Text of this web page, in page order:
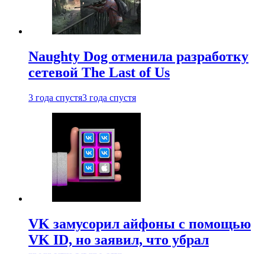
Naughty Dog отменила разработку
сетевой The Last of Us
3 года спустя3 года спустя
VK замусорил айфоны с помощью
VK ID, но заявил, что убрал